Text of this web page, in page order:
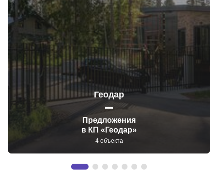
Геодар
Предложения
в КП «Геодар»
4 объекта